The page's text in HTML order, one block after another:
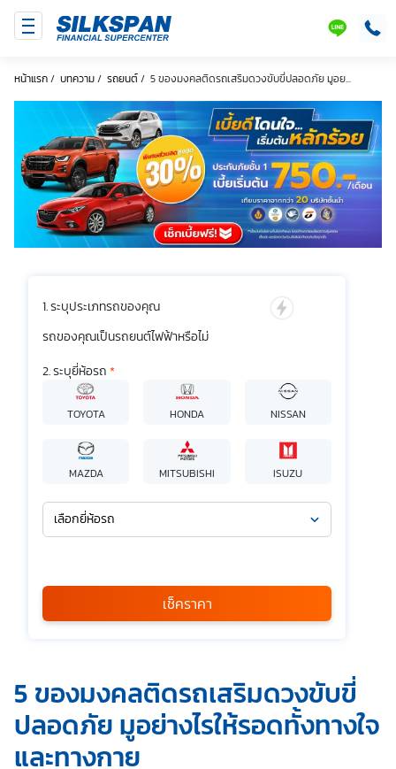
หน้าแรก/ บทความ/ รถยนต์/ 5 ของมงคลติดรถเสริมดวงขับขี่ปลอดภัย มูอย...
ระบุประเภทรถของคุณ
รถของคุณเป็นรถยนต์ไฟฟ้าหรือไม่
ระบุยี่ห้อรถ *
TOYOTA HONDA NISSAN
MAZDA MITSUBISHI ISUZU
เลือกยี่ห้อรถ
กรุณาเลือก
*
บริษัท SILKSPAN อินชัวรันซ์ โบรกเกอร์เรจ จำกัด รวมถึงบริษัท
ในเครือที่เกี่ยวข้องกัน ตลอดจนคู่ค้าทางธุรกิจและ/หรือ
พันธมิตรของบริษัทเหล่านี้ สามารถเก็บ ใช้ และ/หรือ เปิดเผย
ข้อมูลส่วนบุคคลและข้อมูลส่วนบุคคลที่มีความอ่อนไหวของ
ข้าพเจ้า เพื่อวัตถุประสงค์ในการดำเนินการติดต่อและนำเสนอ
ข้อมูลสำหรับการขายผลิตภัณฑ์ การจัดทำรายการส่งเสริมการ
เช็คราคา
5 ของมงคลติดรถเสริมดวงขับขี่
ปลอดภัย มูอย่างไรให้รอดทั้งทางใจ
และทางกาย